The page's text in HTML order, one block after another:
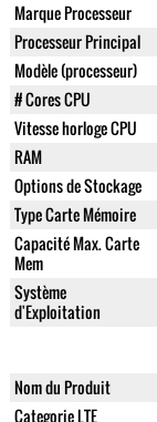
Marque Processeur
Processeur Principal
Modèle (processeur)
# Cores CPU
Vitesse horloge CPU
RAM
Options de Stockage
Type Carte Mémoire
Capacité Max. Carte
Mem
Système
d'Exploitation
Nom du Produit
Categorie LTE